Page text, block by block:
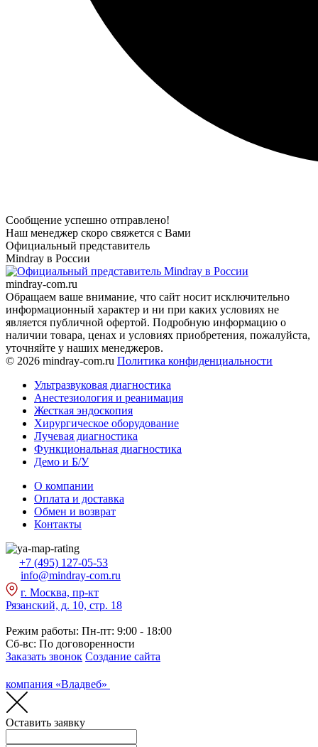
Сообщение успешно отправлено!
Наш менеджер скоро свяжется с Вами
Официальный представитель
Mindray в России
mindray-com.ru
Обращаем ваше внимание, что сайт носит исключительно
информационный характер и ни при каких условиях не
является публичной офертой. Подробную информацию о
наличии товара, ценах и условиях приобретения, пожалуйста,
уточняйте у наших менеджеров.
© 2026 mindray-com.ru Политика конфиденциальности
Ультразвуковая диагностика
Анестезиология и реанимация
Жесткая эндоскопия
Хирургическое оборудование
Лучевая диагностика
Функциональная диагностика
Демо и Б/У
О компании
Оплата и доставка
Обмен и возврат
Контакты
+7 (495) 127-05-53
info@mindray-com.ru
г. Москва, пр-кт
Рязанский, д. 10, стр. 18
Режим работы: Пн-пт: 9:00 - 18:00
Сб-вс: По договоренности
Заказать звонок Создание сайта
компания «Владвеб»
Оставить заявку